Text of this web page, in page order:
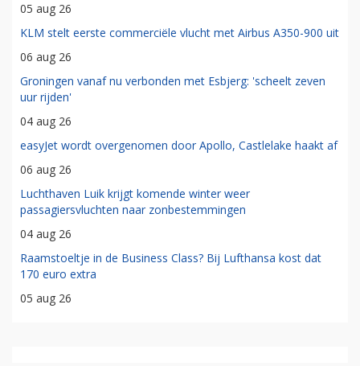
05 aug 26
KLM stelt eerste commerciële vlucht met Airbus A350-900 uit
06 aug 26
Groningen vanaf nu verbonden met Esbjerg: 'scheelt zeven
uur rijden'
04 aug 26
easyJet wordt overgenomen door Apollo, Castlelake haakt af
06 aug 26
Luchthaven Luik krijgt komende winter weer
passagiersvluchten naar zonbestemmingen
04 aug 26
Raamstoeltje in de Business Class? Bij Lufthansa kost dat
170 euro extra
05 aug 26